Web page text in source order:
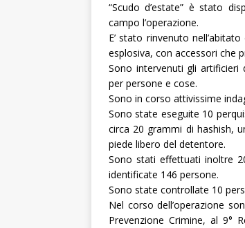
“Scudo d’estate” è stato
campo l’operazione.
E’ stato rinvenuto
esplosiva, con accessori che
Sono intervenuti gli artificieri
per persone e cose.
Sono in corso attivissime
Sono state eseguite 10
circa 20 grammi di hashish,
piede libero del detentore.
Sono stati effettuati inoltre
identificate 146 persone.
Sono state controllate 10
Nel corso dell’operazione
Prevenzione Crimine, al 9°